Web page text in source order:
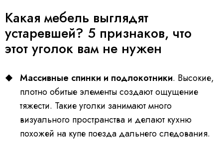
Какая мебель выглядят
устаревшей? 5 признаков, что
этот уголок вам не нужен
Массивные спинки и подлокотники. Высокие,
плотно обитые элементы создают ощущение
тяжести. Такие уголки занимают много
визуального пространства и делают кухню
похожей на купе поезда дальнего следования.